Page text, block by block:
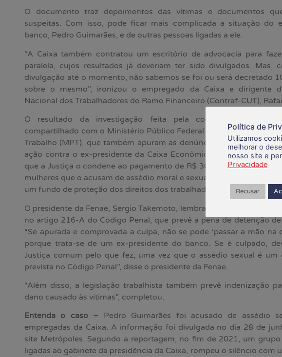
O documento traz depoimentos das vítimas e documentos
suspeitas. Com isso, pode ficar mais complicada a situação do
banco, Pedro Guimarães, e de outras pessoas ligadas a ele.
“A Caixa também contratou um escritório de advocacia para
paralela, cujos resultados já deveriam ter sido divulgados. Mas,
divulgação até o momento, não sabemos se foi ou será decretado
sobre o mesmo”, ironizou o empregado da Caixa e dirigente
Nacional dos Trabalhadores do Ramo Financeiro (Contraf-CUT),
O resultado da investigação feita pela corregedoria interna
compartilhado com o Ministério Público Federal (MPF) e com o
Trabalho (MPT), que também apuram as denúncias. O MPT,
ação contra o ex-presidente da Caixa Econômica Federal, Pedro
que a Justiça o condene ao pagamento de R$ 30,5 milhões pelos
mulheres que o acusam de assédio moral e sexual. Os recursos
um fundo de proteção dos direitos dos trabalhadores.
O presidente da Fenae, Sergio Takemoto, lembra que assédio sexual
no artigo 216-A do Código Penal, que prevê a pena de detenção
“Se apurada e comprovada a culpa, não se pode ‘passar a mão na
porque trata-se de um ex-presidente do banco. Se é culpado,
Justiça comum pelo que fez, uma vez que o assédio sexual é um
prevista no Código Penal”, disse o presidente da Fenae.
“Além disso, a legislação trabalhista também prevê indenização
dano causado às vítimas”, completou.
Entenda o caso – Pedro Guimarães foi acusado de assédio
empregadas da Caixa. A informação foi divulgada no dia 28 de
site Metrópoles. Segundo a reportagem, no fim de 2021, um grupo
ligadas ao gabinete da presidência da Caixa, rompeu o silêncio com
Política de
Utilizamos
melhorar o
nosso site e
Privacidade
Recusar